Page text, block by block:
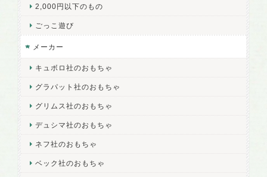
2,000円以下のもの
ごっこ遊び
メーカー
キュボロ社のおもちゃ
グラパット社のおもちゃ
グリムス社のおもちゃ
デュシマ社のおもちゃ
ネフ社のおもちゃ
ベック社のおもちゃ